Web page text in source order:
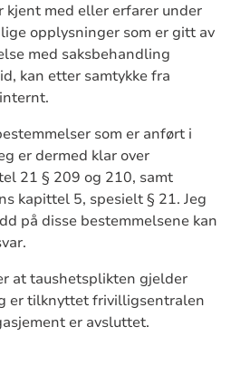
kjent med eller erfarer under
opplysninger som er gitt av
med saksbehandling
kan etter samtykke fra
som er anført i
er dermed klar over
21 § 209 og 210, samt
kapittel 5, spesielt § 21. Jeg
på disse bestemmelsene kan
at taushetsplikten gjelder
er tilknyttet frivilligsentralen
er avsluttet.